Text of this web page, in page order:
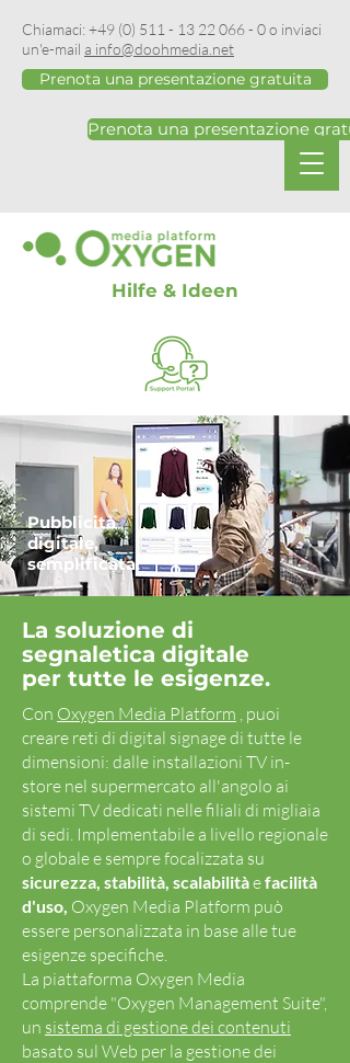
Chiamaci:+49 (0) 511 - 13 22 066 - 0o inviaci
un'e-mail a info@doohmedia.net
Prenota una presentazione gratuita
Prenota una presentazione
Hilfe & Ideen
Pubblicità
digitale,
semplificata!
La soluzione di
segnaletica digitale
per tutte le esigenze.
Con Oxygen Media Platform , puoi
creare reti di digital signage di tutte le
dimensioni: dalle installazioni TV in-
store nel supermercato all'angolo ai
sistemi TV dedicati nelle filiali di migliaia
di sedi. Implementabile a livello regionale
o globale e sempre focalizzata su
sicurezza, stabilità, scalabilitàefacilità
d'uso, Oxygen Media Platform può
essere personalizzata in base alle tue
esigenze specifiche.
La piattaforma Oxygen Media
comprende "Oxygen Management Suite",
un sistema di gestione dei contenuti
basato sul Web per la gestione dei